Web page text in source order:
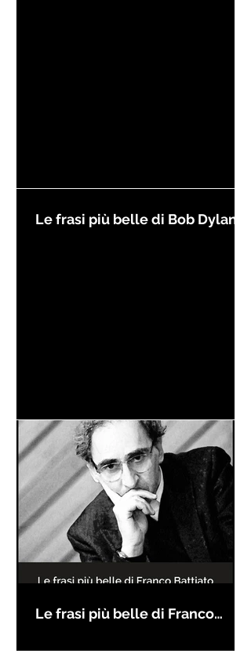
Le frasi più belle di Bob Dylan
Le frasi più belle di Franco